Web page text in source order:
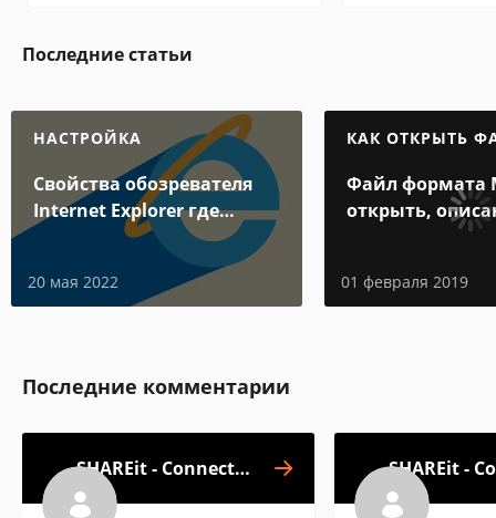
Последние статьи
НАСТРОЙКА
Свойства обозревателя
Internet Explorer где
находится
20 мая 2022
КАК ОТКРЫТЬ
Файл формата
открыть,
особенности
01 февраля 2019
Последние комментарии
SHAREit - Connect &
SHAREit -